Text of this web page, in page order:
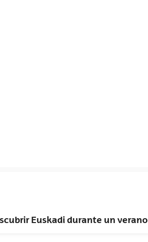
Euskadi durante un verano